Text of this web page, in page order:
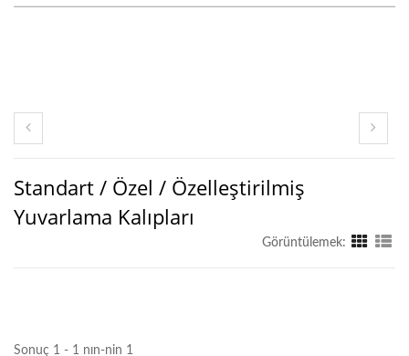
Standart / Özel / Özelleştirilmiş
Yuvarlama Kalıpları
Görüntülemek:
Sonuç 1 - 1 nın-nin 1